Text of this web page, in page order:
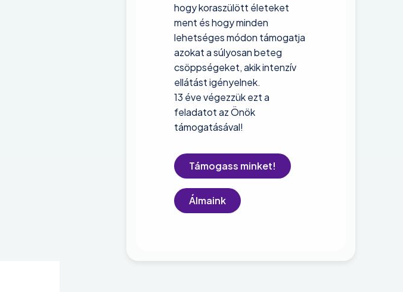
hogy koraszülött életeket
ment és hogy minden
lehetséges módon támogatja
azokat a súlyosan beteg
csöppségeket, akik intenzív
ellátást igényelnek.
13 éve végezzük ezt a
feladatot az Önök
támogatásával!
Támogass minket!
Álmaink